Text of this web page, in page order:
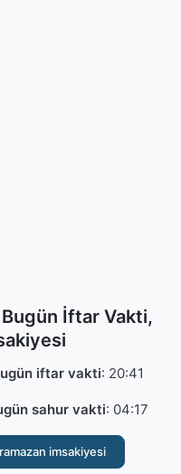
Bugün İftar Vakti,
iftar vakti: 20:41
sahur vakti: 04:17
imsakiyesi